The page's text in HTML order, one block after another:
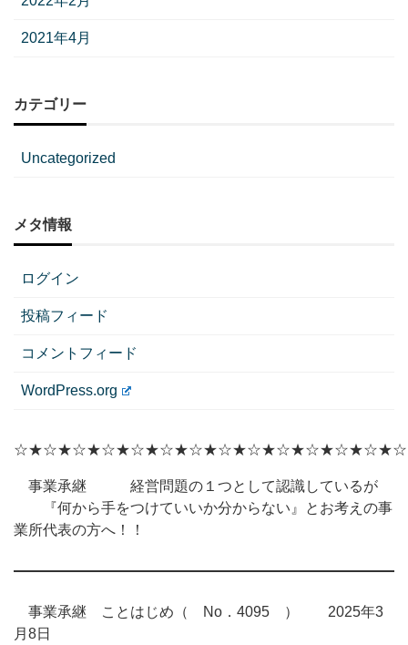
2021年4月
カテゴリー
Uncategorized
メタ情報
ログイン
投稿フィード
コメントフィード
WordPress.org
事業承継 経営問題の１つとして認識しているが
『何から手をつけていいか分からない』とお考えの事
業所代表の方へ！！
事業承継 ことはじめ（ No．4095 ） 2025年3
月8日